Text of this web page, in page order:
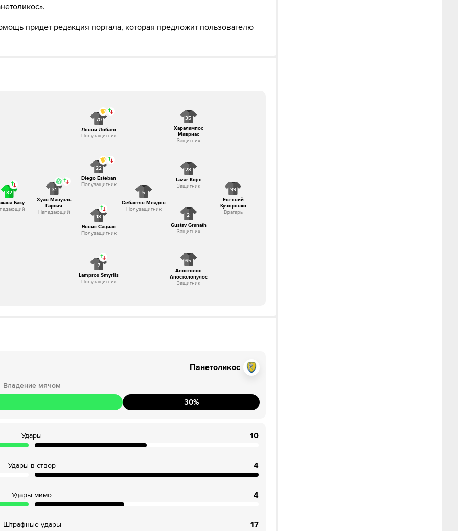
с поля, а Spyros Abartzidis выходит на его замену.
придет редакция портала, которая предложит пользователю
32
Баку
99
Евгений
Кучеренко
Вратарь
35
Харалампос
Мавриас
Защитник
28
Lazar Kojic
Защитник
2
Gustav Granath
Защитник
65
Апостолос
Апостолопулос
Защитник
5
Себастян Младен
Полузащитник
70
Ленни Лобато
Полузащитник
22
Diego Esteban
Полузащитник
18
Яннис Сациас
Полузащитник
7
Lampros Smyrlis
Полузащитник
31
Хуан Мануэль
Гарсия
Нападающий
Панетоликос
Владение мячом
30%
Удары 10
Удары в створ 4
Удары мимо 4
Штрафные удары 17